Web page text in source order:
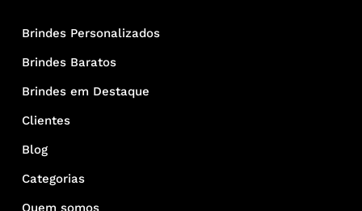
Brindes Personalizados
Brindes Baratos
Brindes em Destaque
Clientes
Blog
Categorias
Quem somos